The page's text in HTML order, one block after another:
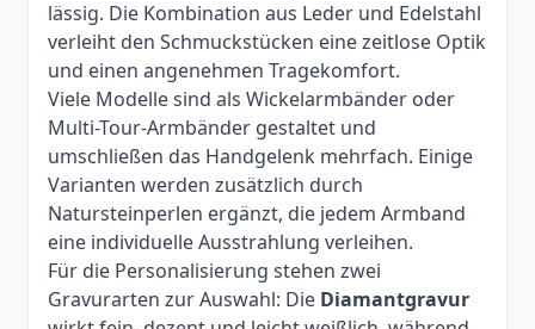
lässig. Die Kombination aus Leder und Edelstahl
verleiht den Schmuckstücken eine zeitlose Optik
und einen angenehmen Tragekomfort.
Viele Modelle sind als Wickelarmbänder oder
Multi-Tour-Armbänder gestaltet und
umschließen das Handgelenk mehrfach. Einige
Varianten werden zusätzlich durch
Natursteinperlen ergänzt, die jedem Armband
eine individuelle Ausstrahlung verleihen.
Für die Personalisierung stehen zwei
Gravurarten zur Auswahl: Die Diamantgravur